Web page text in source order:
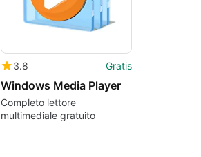
3.8 Gratis
Windows Media Player
Completo lettore
multimediale gratuito